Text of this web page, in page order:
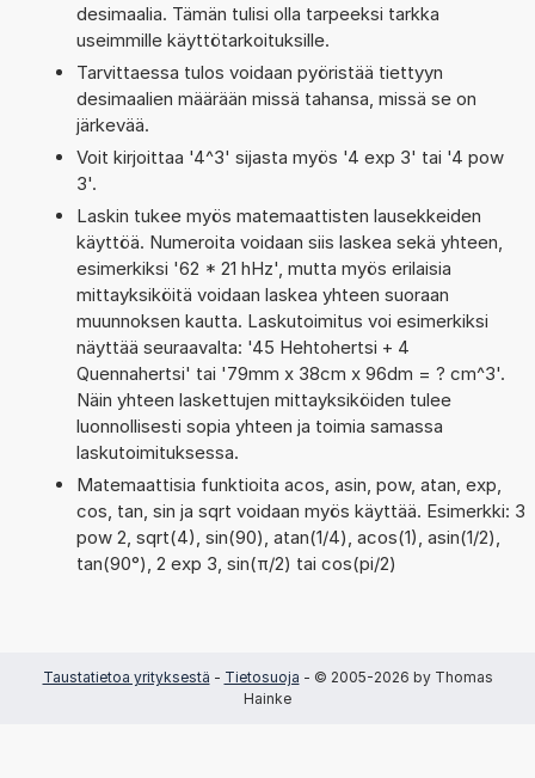
desimaalia. Tämän tulisi olla tarpeeksi tarkka
useimmille käyttötarkoituksille.
Tarvittaessa tulos voidaan pyöristää tiettyyn
desimaalien määrään missä tahansa, missä se on
järkevää.
Voit kirjoittaa '4^3' sijasta myös '4 exp 3' tai '4 pow
3'.
Laskin tukee myös matemaattisten lausekkeiden
käyttöä. Numeroita voidaan siis laskea sekä yhteen,
esimerkiksi '62 * 21 hHz', mutta myös erilaisia
mittayksiköitä voidaan laskea yhteen suoraan
muunnoksen kautta. Laskutoimitus voi esimerkiksi
näyttää seuraavalta: '45 Hehtohertsi + 4
Quennahertsi' tai '79mm x 38cm x 96dm = ? cm^3'.
Näin yhteen laskettujen mittayksiköiden tulee
luonnollisesti sopia yhteen ja toimia samassa
laskutoimituksessa.
Matemaattisia funktioita acos, asin, pow, atan, exp,
cos, tan, sin ja sqrt voidaan myös käyttää. Esimerkki: 3
pow 2, sqrt(4), sin(90), atan(1/4), acos(1), asin(1/2),
tan(90°), 2 exp 3, sin(π/2) tai cos(pi/2)
Taustatietoa yrityksestä - Tietosuoja - © 2005-2026 by Thomas
Hainke